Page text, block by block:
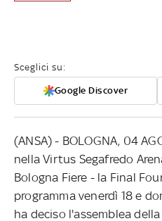
Sceglici su:
Google Discover
(ANSA) - BOLOGNA, 04
nella Virtus Segafredo
Bologna Fiere - la Final
programma venerdì 18 e
ha deciso l'assemblea